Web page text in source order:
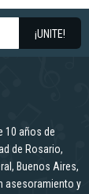
¡UNITE!
10 años de
de Rosario,
Buenos Aires,
asesoramiento y